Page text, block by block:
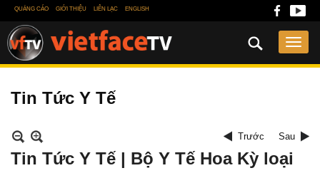
QUẢNG CÁO GIỚI THIỆU LIÊN LẠC ENGLISH
Tin Tức Y Tế
Trước Sau
Tin Tức Y Tế | Bộ Y Tế Hoa Kỳ loại